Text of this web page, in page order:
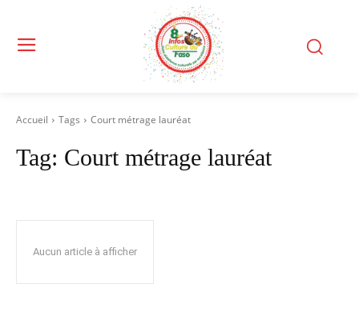
Accueil Tags Court métrage lauréat
Tag: Court métrage lauréat
Aucun article à afficher